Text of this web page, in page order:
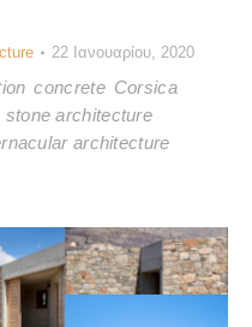
22 Ιανουαρίου, 2020
concrete Corsica
stone architecture
architecture